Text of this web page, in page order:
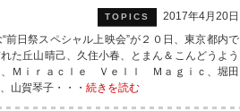
TOPICS
2017年4月20日
日祭スペシャル上映会”が２０日、東京都内で
た丘山晴己、久住小春、とまん＆こんどうよう
、Ｍｉｒａｃｌｅ Ｖｅｌｌ Ｍａｇｉｃ、堀田
山賀琴子・・・ 続きを読む